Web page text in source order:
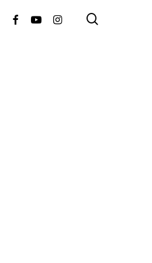
FacebookYoutubeInstagram